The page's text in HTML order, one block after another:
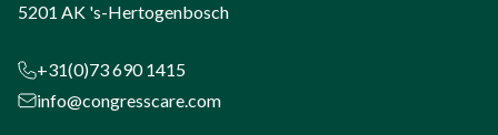
5201 AK 's-Hertogenbosch
+31(0)73 690 1415
info@congresscare.com